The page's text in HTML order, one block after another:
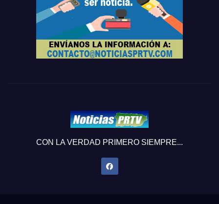
CON LA VERDAD PRIMERO SIEMPRE...